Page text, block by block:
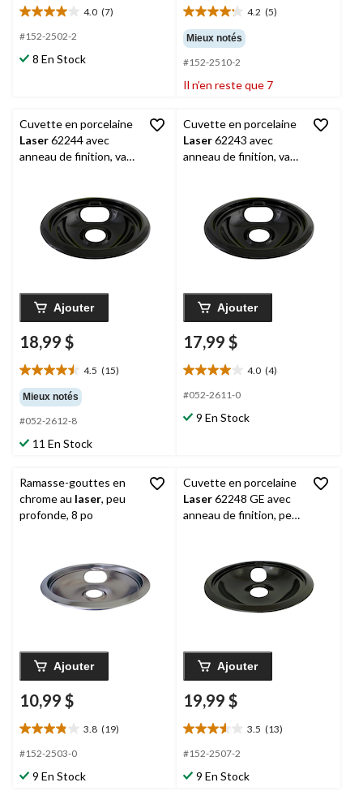
4.0 (7)
4.0
étoile(s)
5.
#152-2502-2
8 En Stock
4.2 (5)
4.2
étoile(s)
sur
5.
5
Mieux notés
#152-2510-2
Il n’en reste que 7
Cuvette en porcelaine
Laser62244 avec
anneau de finition, va
Ajouter
18,99 $
4.5 (15)
4.5
étoile(s)
sur
5.
15
Mieux notés
#052-2612-8
11 En Stock
Cuvette en porcelaine
Laser62243 avec
anneau de finition, va
Ajouter
17,99 $
4.0 (4)
4.0
étoile(s)
5.
#052-2611-0
9 En Stock
Ramasse-gouttes en
chrome au laser, peu
profonde, 8 po
Ajouter
10,99 $
3.8 (19)
3.8
étoile(s)
5.
#152-2503-0
9 En Stock
Cuvette en porcelaine
Laser62248 GE avec
anneau de finition, peu
Ajouter
19,99 $
3.5 (13)
3.5
étoile(s)
5.
#152-2507-2
9 En Stock